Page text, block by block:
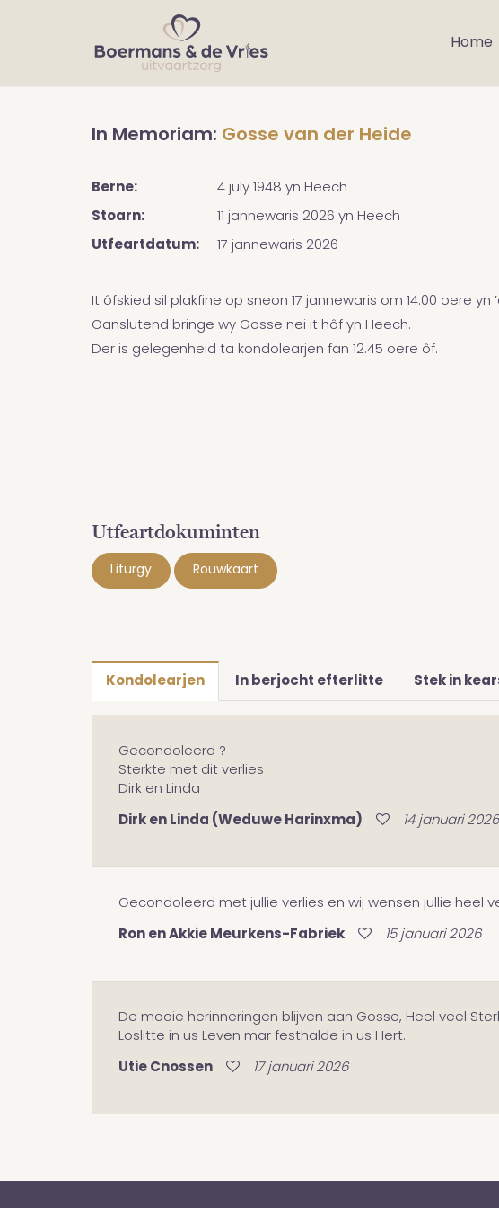
Home
In Memoriam: Gosse van der Heide
Berne: 4 july 1948 yn Heech
Stoarn: 11 jannewaris 2026 yn Heech
Utfeartdatum: 17 jannewaris 2026
It ôfskied sil plakfine op sneon 17 jannewaris om 14.00 oere yn
Oanslutend bringe wy Gosse nei it hôf yn Heech.
Der is gelegenheid ta kondolearjen fan 12.45 oere ôf.
Utfeartdokuminten
Liturgy Rouwkaart
Kondolearjen In berjocht efterlitte Stek in
Gecondoleerd ?
Sterkte met dit verlies
Dirk en Linda
Dirk en Linda (Weduwe Harinxma) 14 januari 2026
Gecondoleerd met jullie verlies en wij wensen jullie heel
Ron en Akkie Meurkens-Fabriek 15 januari 2026
De mooie herinneringen blijven aan Gosse, Heel veel
Loslitte in us Leven mar festhalde in us Hert.
Utie Cnossen 17 januari 2026